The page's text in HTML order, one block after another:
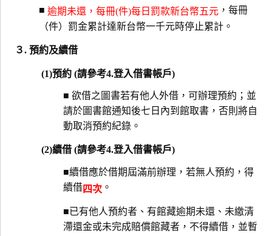
■ 逾期未還，每冊(件)每日罰款新台幣五元 ，每冊
（件）罰金累計達新台幣一千元時停止累計。
３. 預約及續借
(1)預約 (請參考4.登入借書帳戶)
■ 欲借之圖書若有他人外借，可辦理預約；並
請於圖書館通知後七日內到館取書，否則將自
動取消預約紀錄。
(2)續借 (請參考4.登入借書帳戶)
■續借應於借期屆滿前辦理，若無人預約，得
續借四次 。
■已有他人預約者、有館藏逾期未還、未繳清
滯還金或未完成賠償館藏者，不得續借，並暫